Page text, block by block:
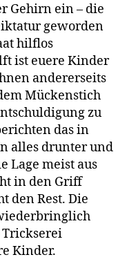
Gehirn ein – die
geworden
hilflos
ist euere Kinder
andererseits
Mückenstich
zu
das in
alles drunter und
Lage meist aus
in den Griff
den Rest. Die
Kinder.